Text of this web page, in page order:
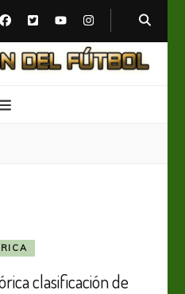
clasificación de